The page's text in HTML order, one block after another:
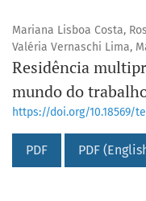
Mariana Lisboa Costa,
Valéria Vernaschi Lima,
Residência
mundo do
https://doi.org/10.18569/
PDF PDF